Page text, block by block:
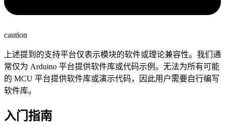
caution
上述提到的支持平台仅表示模块的软件或理论兼容性。我们通
常仅为 Arduino 平台提供软件库或代码示例。无法为所有可能
的 MCU 平台提供软件库或演示代码，因此用户需要自行编写
软件库。
入门指南